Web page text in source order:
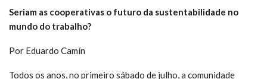
Seriam as cooperativas o futuro da sustentabilidade no
mundo do trabalho?
Por Eduardo Camín
Todos os anos, no primeiro sábado de julho, a comunidade